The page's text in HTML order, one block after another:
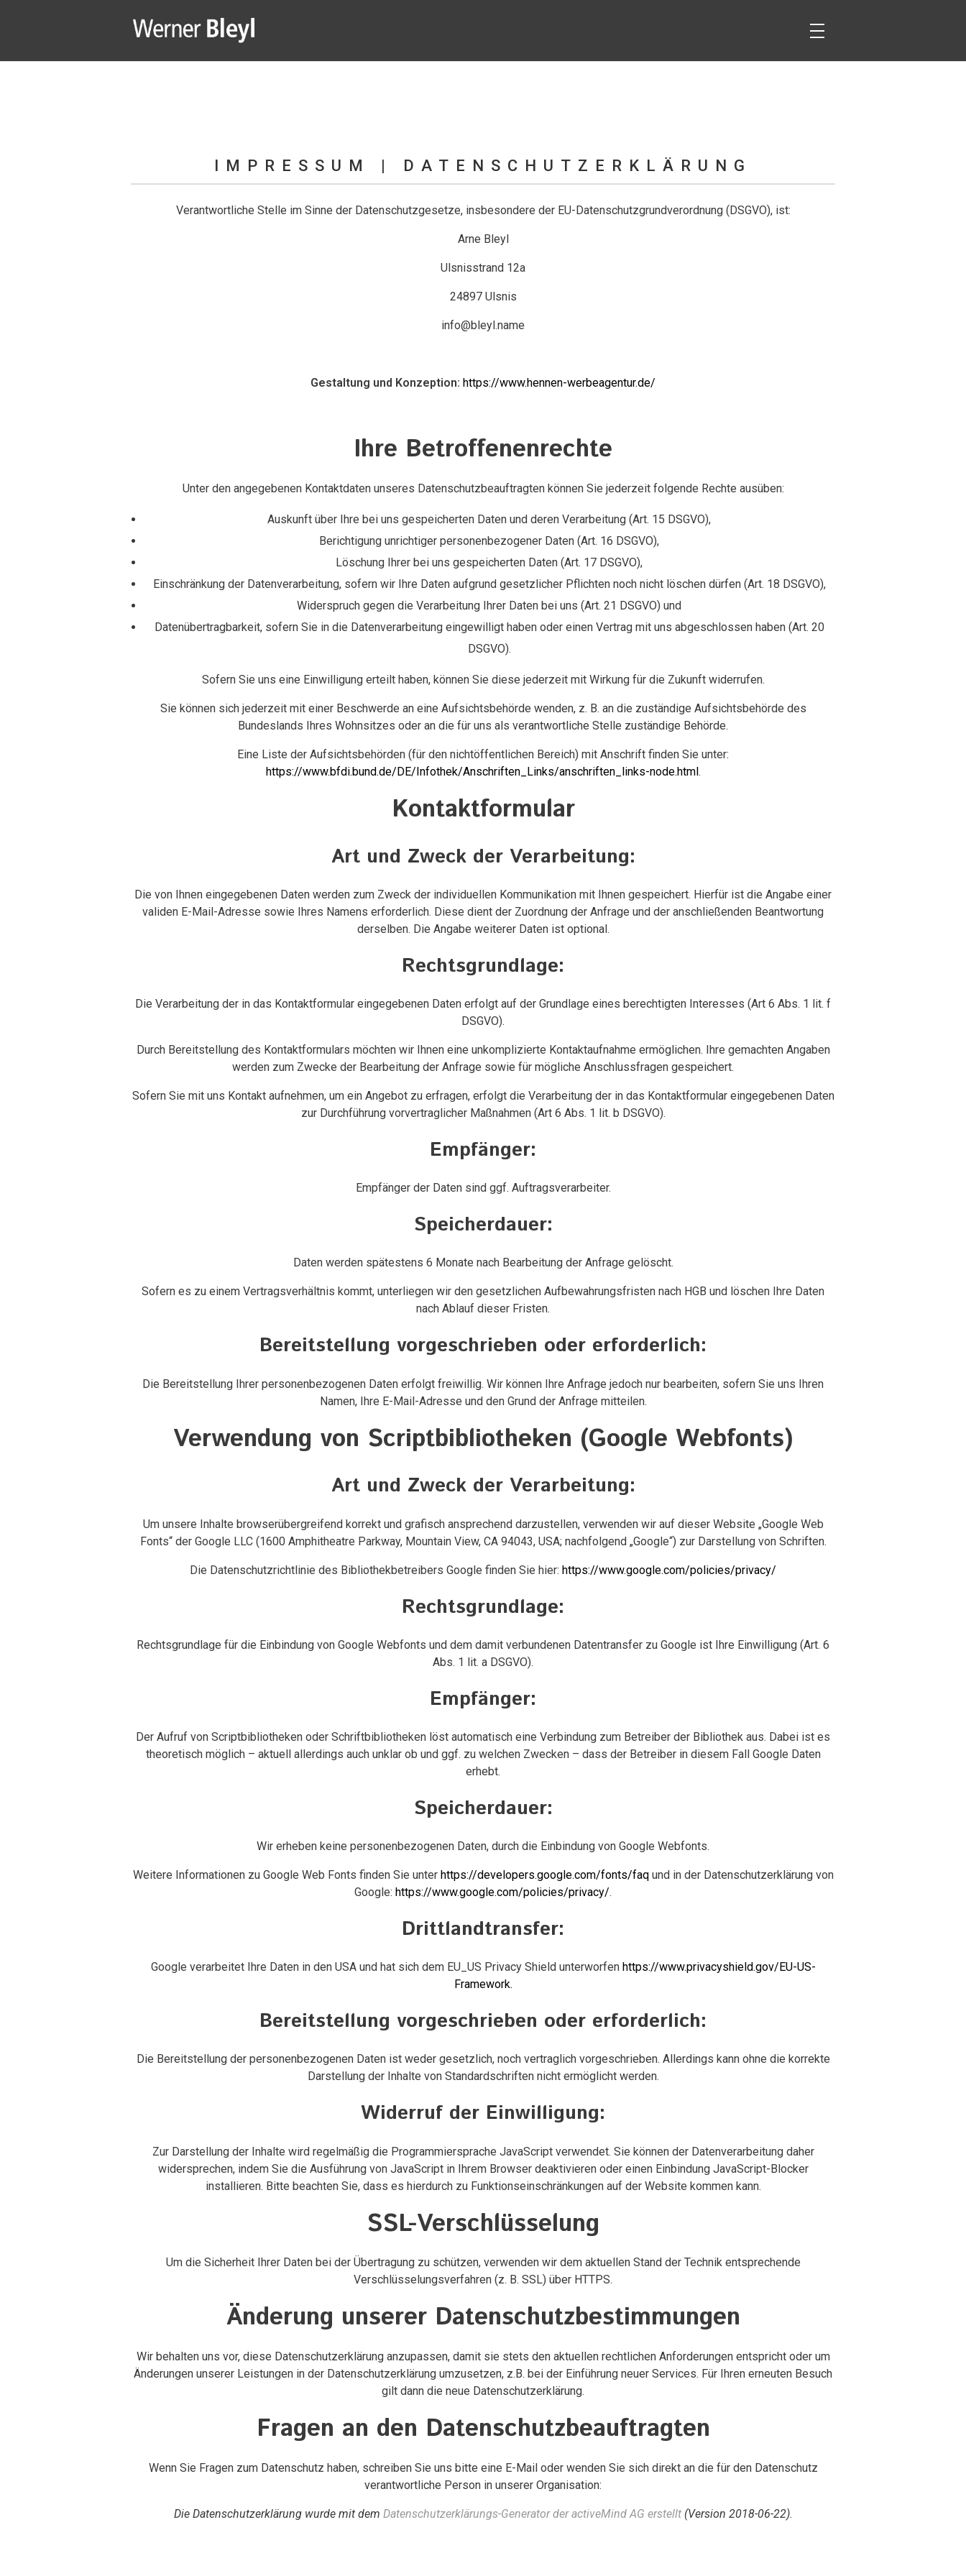
IMPRESSUM | DATENSCHUTZERKLÄRUNG
Verantwortliche Stelle im Sinne der Datenschutzgesetze, insbesondere der EU-Datenschutzgrundverordnung (DSGVO), ist:
Arne Bleyl
Ulsnisstrand 12a
24897 Ulsnis
info@bleyl.name
Gestaltung und Konzeption: https://www.hennen-werbeagentur.de/
Ihre Betroffenenrechte
Unter den angegebenen Kontaktdaten unseres Datenschutzbeauftragten können Sie jederzeit folgende Rechte ausüben:
Auskunft über Ihre bei uns gespeicherten Daten und deren Verarbeitung (Art. 15 DSGVO),
Berichtigung unrichtiger personenbezogener Daten (Art. 16 DSGVO),
Löschung Ihrer bei uns gespeicherten Daten (Art. 17 DSGVO),
Einschränkung der Datenverarbeitung, sofern wir Ihre Daten aufgrund gesetzlicher Pflichten noch nicht löschen dürfen (Art. 18 DSGVO),
Widerspruch gegen die Verarbeitung Ihrer Daten bei uns (Art. 21 DSGVO) und
Datenübertragbarkeit, sofern Sie in die Datenverarbeitung eingewilligt haben oder einen Vertrag mit uns abgeschlossen haben (Art. 20
DSGVO).
Sofern Sie uns eine Einwilligung erteilt haben, können Sie diese jederzeit mit Wirkung für die Zukunft widerrufen.
Sie können sich jederzeit mit einer Beschwerde an eine Aufsichtsbehörde wenden, z. B. an die zuständige Aufsichtsbehörde des
Bundeslands Ihres Wohnsitzes oder an die für uns als verantwortliche Stelle zuständige Behörde.
Eine Liste der Aufsichtsbehörden (für den nichtöffentlichen Bereich) mit Anschrift finden Sie unter:
https://www.bfdi.bund.de/DE/Infothek/Anschriften_Links/anschriften_links-node.html.
Kontaktformular
Art und Zweck der Verarbeitung:
Die von Ihnen eingegebenen Daten werden zum Zweck der individuellen Kommunikation mit Ihnen gespeichert. Hierfür ist die Angabe einer
validen E-Mail-Adresse sowie Ihres Namens erforderlich. Diese dient der Zuordnung der Anfrage und der anschließenden Beantwortung
derselben. Die Angabe weiterer Daten ist optional.
Rechtsgrundlage:
Die Verarbeitung der in das Kontaktformular eingegebenen Daten erfolgt auf der Grundlage eines berechtigten Interesses (Art 6 Abs. 1 lit. f
DSGVO).
Durch Bereitstellung des Kontaktformulars möchten wir Ihnen eine unkomplizierte Kontaktaufnahme ermöglichen. Ihre gemachten Angaben
werden zum Zwecke der Bearbeitung der Anfrage sowie für mögliche Anschlussfragen gespeichert.
Sofern Sie mit uns Kontakt aufnehmen, um ein Angebot zu erfragen, erfolgt die Verarbeitung der in das Kontaktformular eingegebenen Daten
zur Durchführung vorvertraglicher Maßnahmen (Art 6 Abs. 1 lit. b DSGVO).
Empfänger:
Empfänger der Daten sind ggf. Auftragsverarbeiter.
Speicherdauer:
Daten werden spätestens 6 Monate nach Bearbeitung der Anfrage gelöscht.
Sofern es zu einem Vertragsverhältnis kommt, unterliegen wir den gesetzlichen Aufbewahrungsfristen nach HGB und löschen Ihre Daten
nach Ablauf dieser Fristen.
Bereitstellung vorgeschrieben oder erforderlich:
Die Bereitstellung Ihrer personenbezogenen Daten erfolgt freiwillig. Wir können Ihre Anfrage jedoch nur bearbeiten, sofern Sie uns Ihren
Namen, Ihre E-Mail-Adresse und den Grund der Anfrage mitteilen.
Verwendung von Scriptbibliotheken (Google Webfonts)
Art und Zweck der Verarbeitung:
Um unsere Inhalte browserübergreifend korrekt und grafisch ansprechend darzustellen, verwenden wir auf dieser Website „Google Web
Fonts“ der Google LLC (1600 Amphitheatre Parkway, Mountain View, CA 94043, USA; nachfolgend „Google“) zur Darstellung von Schriften.
Die Datenschutzrichtlinie des Bibliothekbetreibers Google finden Sie hier: https://www.google.com/policies/privacy/
Rechtsgrundlage:
Rechtsgrundlage für die Einbindung von Google Webfonts und dem damit verbundenen Datentransfer zu Google ist Ihre Einwilligung (Art. 6
Abs. 1 lit. a DSGVO).
Empfänger:
Der Aufruf von Scriptbibliotheken oder Schriftbibliotheken löst automatisch eine Verbindung zum Betreiber der Bibliothek aus. Dabei ist es
theoretisch möglich – aktuell allerdings auch unklar ob und ggf. zu welchen Zwecken – dass der Betreiber in diesem Fall Google Daten
erhebt.
Speicherdauer:
Wir erheben keine personenbezogenen Daten, durch die Einbindung von Google Webfonts.
Weitere Informationen zu Google Web Fonts finden Sie unter https://developers.google.com/fonts/faq und in der Datenschutzerklärung von
Google: https://www.google.com/policies/privacy/.
Drittlandtransfer:
Google verarbeitet Ihre Daten in den USA und hat sich dem EU_US Privacy Shield unterworfen https://www.privacyshield.gov/EU-US-
Framework.
Bereitstellung vorgeschrieben oder erforderlich:
Die Bereitstellung der personenbezogenen Daten ist weder gesetzlich, noch vertraglich vorgeschrieben. Allerdings kann ohne die korrekte
Darstellung der Inhalte von Standardschriften nicht ermöglicht werden.
Widerruf der Einwilligung:
Zur Darstellung der Inhalte wird regelmäßig die Programmiersprache JavaScript verwendet. Sie können der Datenverarbeitung daher
widersprechen, indem Sie die Ausführung von JavaScript in Ihrem Browser deaktivieren oder einen Einbindung JavaScript-Blocker
installieren. Bitte beachten Sie, dass es hierdurch zu Funktionseinschränkungen auf der Website kommen kann.
SSL-Verschlüsselung
Um die Sicherheit Ihrer Daten bei der Übertragung zu schützen, verwenden wir dem aktuellen Stand der Technik entsprechende
Verschlüsselungsverfahren (z. B. SSL) über HTTPS.
Änderung unserer Datenschutzbestimmungen
Wir behalten uns vor, diese Datenschutzerklärung anzupassen, damit sie stets den aktuellen rechtlichen Anforderungen entspricht oder um
Änderungen unserer Leistungen in der Datenschutzerklärung umzusetzen, z.B. bei der Einführung neuer Services. Für Ihren erneuten Besuch
gilt dann die neue Datenschutzerklärung.
Fragen an den Datenschutzbeauftragten
Wenn Sie Fragen zum Datenschutz haben, schreiben Sie uns bitte eine E-Mail oder wenden Sie sich direkt an die für den Datenschutz
verantwortliche Person in unserer Organisation:
Die Datenschutzerklärung wurde mit dem Datenschutzerklärungs-Generator der activeMind AG erstellt(Version 2018-06-22).